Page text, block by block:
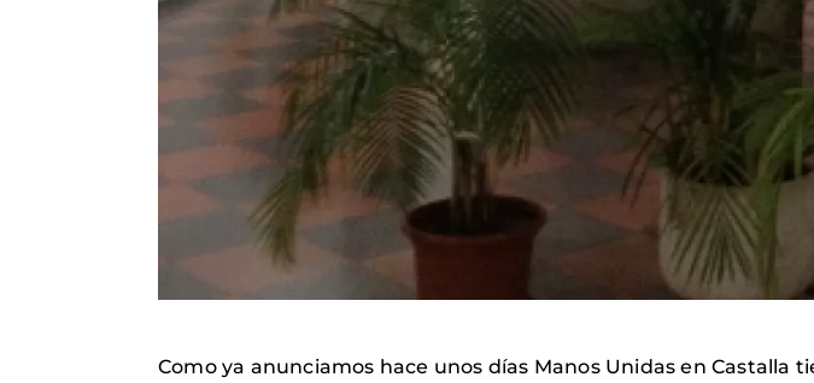
Como ya anunciamos hace unos días Manos Unidas en